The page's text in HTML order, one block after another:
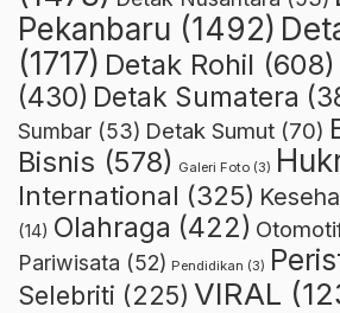
Pekanbaru (1492)
(1717) Detak Rohil (608)
(430) Detak Sumatera
Sumbar (53) Detak Sumut (70)
Bisnis (578) Galeri Foto (3)
International (325)
(14) Olahraga (422)
Pariwisata (52) Pendidikan (3)
Selebriti (225) VIRAL